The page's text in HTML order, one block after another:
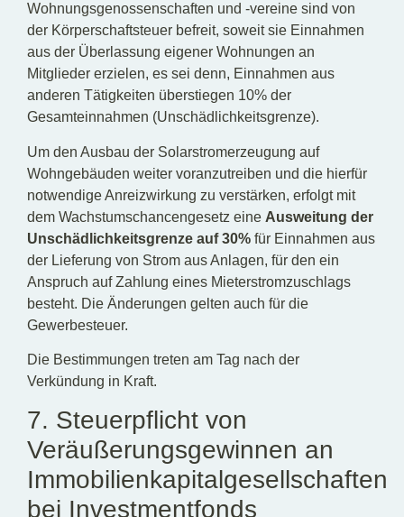
Wohnungsgenossenschaften und -vereine sind von
der Körperschaftsteuer befreit, soweit sie Einnahmen
aus der Überlassung eigener Wohnungen an
Mitglieder erzielen, es sei denn, Einnahmen aus
anderen Tätigkeiten überstiegen 10% der
Gesamteinnahmen (Unschädlichkeitsgrenze).
Um den Ausbau der Solarstromerzeugung auf
Wohngebäuden weiter voranzutreiben und die hierfür
notwendige Anreizwirkung zu verstärken, erfolgt mit
dem Wachstumschancengesetz eine Ausweitung der
Unschädlichkeitsgrenze auf 30% für Einnahmen aus
der Lieferung von Strom aus Anlagen, für den ein
Anspruch auf Zahlung eines Mieterstromzuschlags
besteht. Die Änderungen gelten auch für die
Gewerbesteuer.
Die Bestimmungen treten am Tag nach der
Verkündung in Kraft.
7. Steuerpflicht von
Veräußerungsgewinnen an
Immobilienkapitalgesellschaften
bei Investmentfonds